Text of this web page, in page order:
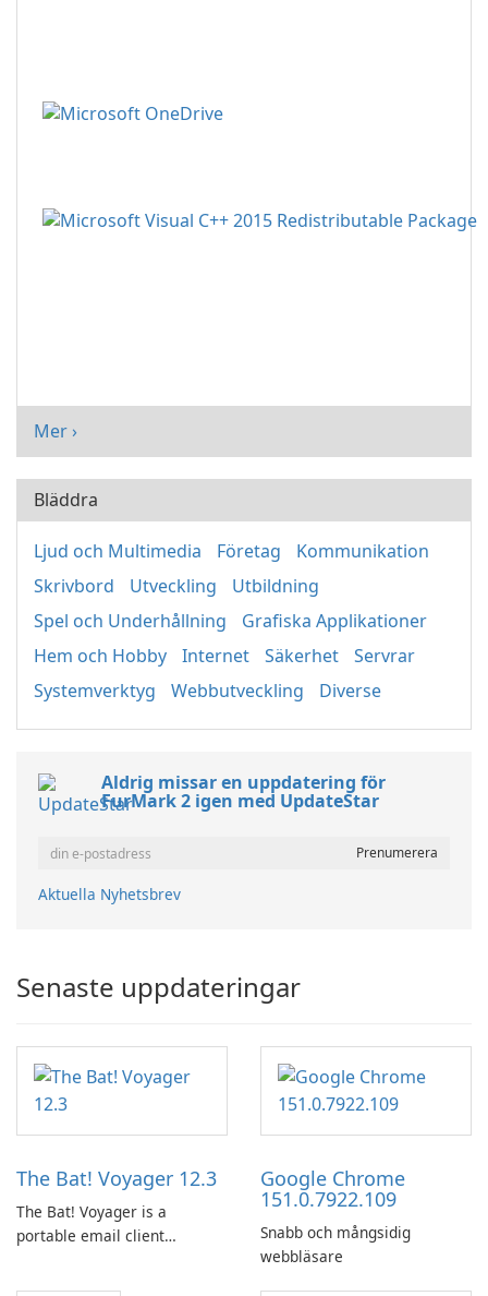
Mer ›
Bläddra
Ljud och Multimedia Företag
Kommunikation
Skrivbord
Utveckling
Utbildning
Spel och Underhållning
Grafiska Applikationer
Hem och Hobby
Internet Säkerhet
Servrar
Systemverktyg
Webbutveckling Diverse
Aldrig missar en uppdatering för
FurMark 2 igen med UpdateStar
Aktuella Nyhetsbrev
Senaste uppdateringar
The Bat! Voyager 12.3
The Bat! Voyager is a
portable email client
Google Chrome
151.0.7922.109
Snabb och mångsidig
webbläsare